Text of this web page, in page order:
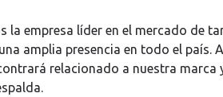
la empresa líder en el mercado de
amplia presencia en todo el país.
relacionado a nuestra marca